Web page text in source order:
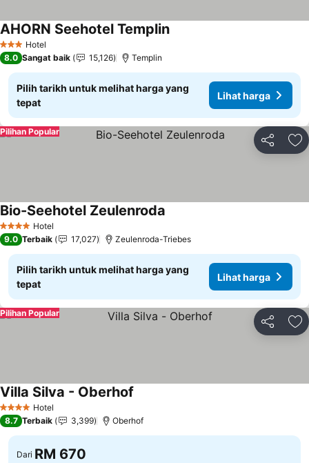
3 BintangHotel
AHORN Seehotel Templin
8.0 Sangat baik 15,126 Templin
Pilih tarikh untuk melihat harga yang
tepat
Lihat harga
Kongsi
Pilihan Popular
4 BintangHotel
Bio-Seehotel Zeulenroda
9.0 Terbaik 17,027 Zeulenroda-Triebes
Pilih tarikh untuk melihat harga yang
tepat
Lihat harga
Kongsi
Pilihan Popular
4 BintangHotel
Villa Silva - Oberhof
8.7 Terbaik 3,399 Oberhof
Dari RM 670